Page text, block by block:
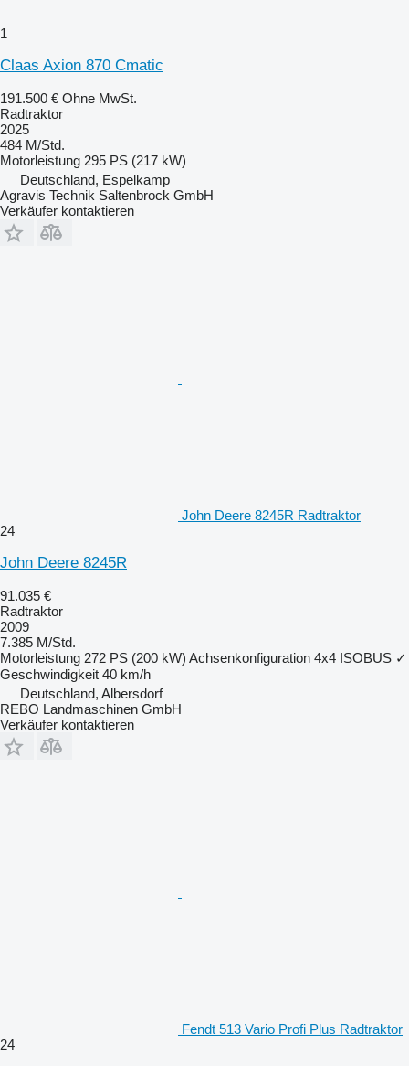
1
Claas Axion 870 Cmatic
191.500 € Ohne MwSt.
Radtraktor
2025
484 M/Std.
Motorleistung 295 PS (217 kW)
Deutschland, Espelkamp
Agravis Technik Saltenbrock GmbH
Verkäufer kontaktieren
John Deere 8245R Radtraktor
24
John Deere 8245R
91.035 €
Radtraktor
2009
7.385 M/Std.
Motorleistung 272 PS (200 kW) Achsenkonfiguration 4x4 ISOBUS ✓
Geschwindigkeit 40 km/h
Deutschland, Albersdorf
REBO Landmaschinen GmbH
Verkäufer kontaktieren
Fendt 513 Vario Profi Plus Radtraktor
24